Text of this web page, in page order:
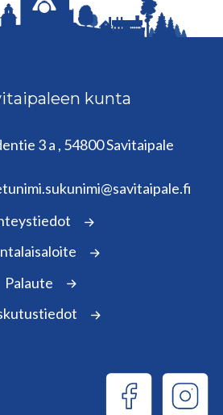
kunta
3 a , 54800 Savitaipale
Palaute